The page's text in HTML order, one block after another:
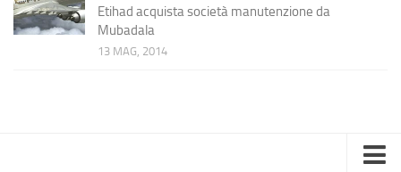
Etihad acquista società manutenzione da
Mubadala
13 MAG, 2014